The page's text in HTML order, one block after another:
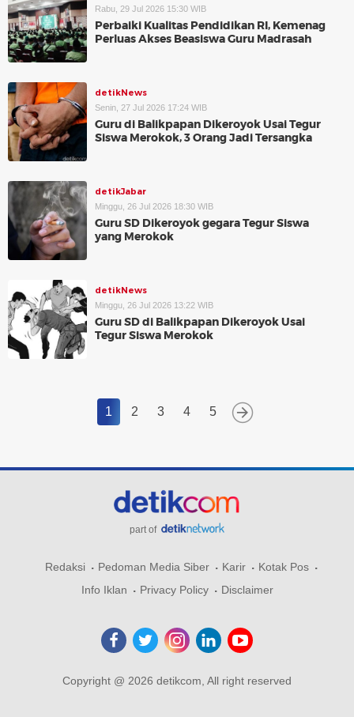
Rabu, 29 Jul 2026 15:30 WIB
Perbaiki Kualitas Pendidikan RI, Kemenag
Perluas Akses Beasiswa Guru Madrasah
detikNews
Senin, 27 Jul 2026 17:24 WIB
Guru di Balikpapan Dikeroyok Usai Tegur
Siswa Merokok, 3 Orang Jadi Tersangka
detikJabar
Minggu, 26 Jul 2026 18:30 WIB
Guru SD Dikeroyok gegara Tegur Siswa
yang Merokok
detikNews
Minggu, 26 Jul 2026 13:22 WIB
Guru SD di Balikpapan Dikeroyok Usai
Tegur Siswa Merokok
1 2 3 4 5
part of
Redaksi Pedoman Media Siber Karir
Kotak Pos
Info Iklan
Privacy Policy Disclaimer
Copyright @ 2026 detikcom, All right reserved